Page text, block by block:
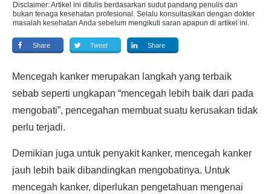
Disclaimer: Artikel ini ditulis berdasarkan sudut pandang penulis dan
bukan tenaga kesehatan profesional. Selalu konsultasikan dengan dokter
masalah kesehatan Anda sebelum mengikuti saran apapun di artikel ini.
Share Tweet Share
Mencegah kanker merupakan langkah yang terbaik
sebab seperti ungkapan “mencegah lebih baik dari pada
mengobati”, pencegahan membuat suatu kerusakan tidak
perlu terjadi.
Demikian juga untuk penyakit kanker, mencegah kanker
jauh lebih baik dibandingkan mengobatinya. Untuk
mencegah kanker, diperlukan pengetahuan mengenai